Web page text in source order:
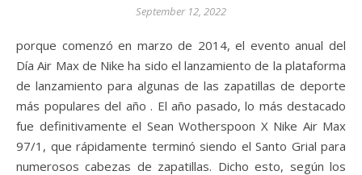
September 12, 2022
porque comenzó en marzo de 2014, el evento anual del
Día Air Max de Nike ha sido el lanzamiento de la plataforma
de lanzamiento para algunas de las zapatillas de deporte
más populares del año . El año pasado, lo más destacado
fue definitivamente el Sean Wotherspoon X Nike Air Max
97/1, que rápidamente terminó siendo el Santo Grial para
numerosos cabezas de zapatillas. Dicho esto, según los